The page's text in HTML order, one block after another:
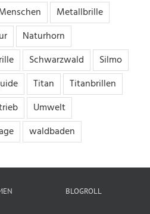
Metallbrille
Naturhorn
Schwarzwald
Silmo
Titan
Titanbrillen
Umwelt
waldbaden
BLOGROLL